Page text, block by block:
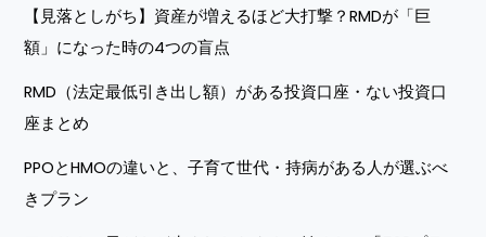
【見落としがち】資産が増えるほど大打撃？RMDが「巨
額」になった時の4つの盲点
RMD（法定最低引き出し額）がある投資口座・ない投資口
座まとめ
PPOとHMOの違いと、子育て世代・持病がある人が選ぶべ
きプラン